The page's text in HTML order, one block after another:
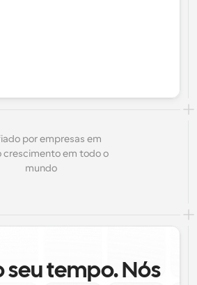
por empresas em
crescimento em todo o
mundo
seu tempo. Nós